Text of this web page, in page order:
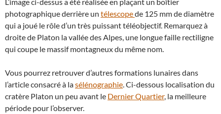
photographique derrière un télescopede 125 mm de diamètre
qui a joué le rôle d’un très puissant téléobjectif. Remarquez à
droite de Platon la vallée des Alpes, une longue faille rectiligne
qui coupe le massif montagneux du même nom.
Vous pourrez retrouver d’autres formations lunaires dans
l’article consacré à lasélénographie. Ci-dessous localisation du
cratère Platon un peu avant le Dernier Quartier, la meilleure
période pour l’observer.